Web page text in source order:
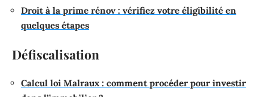
Droit à la prime rénov : vérifiez votre éligibilité en
quelques étapes
Défiscalisation
Calcul loi Malraux : comment procéder pour investir